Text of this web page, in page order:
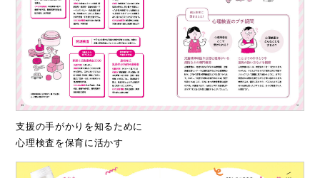
支援の手がかりを知るために
心理検査を保育に活かす